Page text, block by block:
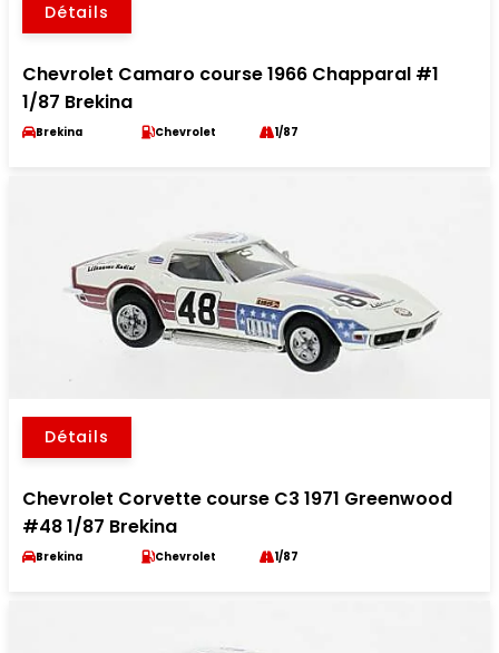
Détails
Chevrolet Camaro course 1966 Chapparal #1
1/87 Brekina
Brekina Chevrolet 1/87
Détails
Chevrolet Corvette course C3 1971 Greenwood
#48 1/87 Brekina
Brekina Chevrolet 1/87